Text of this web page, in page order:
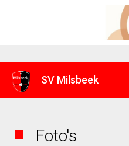
SV Milsbeek
Foto's